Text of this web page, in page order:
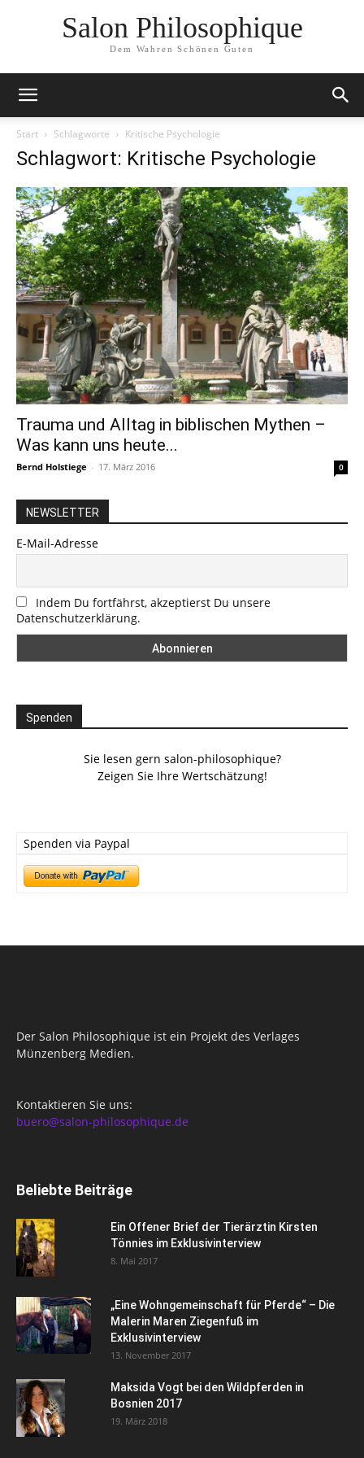
Salon Philosophique
Dem Wahren Schönen Guten
Start Schlagworte Kritische Psychologie
Schlagwort: Kritische Psychologie
Trauma und Alltag in biblischen Mythen –
Was kann uns heute...
Bernd Holstiege - 17. März 2016 0
NEWSLETTER
E-Mail-Adresse
Indem Du fortfährst, akzeptierst Du unsere
Datenschutzerklärung.
Spenden
Sie lesen gern salon-philosophique?
Zeigen Sie Ihre Wertschätzung!
Spenden via Paypal
Der Salon Philosophique ist ein Projekt des Verlages
Münzenberg Medien.
Kontaktieren Sie uns:
buero@salon-philosophique.de
Beliebte Beiträge
Ein Offener Brief der Tierärztin Kirsten
Tönnies im Exklusivinterview
8. Mai 2017
„Eine Wohngemeinschaft für Pferde“ – Die
Malerin Maren Ziegenfuß im
Exklusivinterview
13. November 2017
Maksida Vogt bei den Wildpferden in
Bosnien 2017
19. März 2018